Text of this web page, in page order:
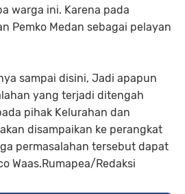
warga ini. Karena pada
Pemko Medan sebagai pelayan
sampai disini, Jadi apapun
yang terjadi ditengah
pihak Kelurahan dan
disampaikan ke perangkat
permasalahan tersebut dapat
Waas.Rumapea/Redaksi